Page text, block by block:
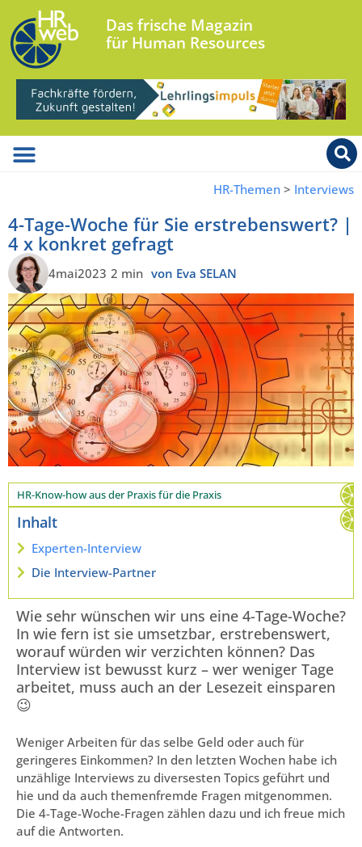
Das frische Magazin
für Human Resources
HR-Themen > Interviews
4-Tage-Woche für Sie erstrebenswert? |
4 x konkret gefragt
4mai2023 2 min von Eva SELAN
HR-Know-how aus der Praxis für die Praxis
Inhalt
Experten-Interview
Die Interview-Partner
Wie sehr wünschen wir uns eine 4-Tage-Woche?
In wie fern ist sie umsetzbar, erstrebenswert,
worauf würden wir verzichten können? Das
Interview ist bewusst kurz – wer weniger Tage
arbeitet, muss auch an der Lesezeit einsparen
😉
Weniger Arbeiten für das selbe Geld oder auch für
geringeres Einkommen? In den letzten Wochen habe ich
unzählige Interviews zu diversesten Topics geführt und
hie und da auch themenfremde Fragen mitgenommen.
Die 4-Tage-Woche-Fragen zählen dazu und ich freue mich
auf die Antworten.